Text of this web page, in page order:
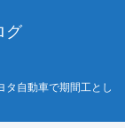
グ
タ自動車で期間工とし